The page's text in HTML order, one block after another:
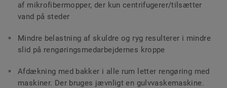
af mikrofibermopper, der kun centrifugerer/tilsætter
vand på steder
Mindre belastning af skuldre og ryg resulterer i mindre
slid på rengøringsmedarbejdernes kroppe
Afdækning med bakker i alle rum letter rengøring med
maskiner. Der bruges jævnligt en gulvvaskemaskine.